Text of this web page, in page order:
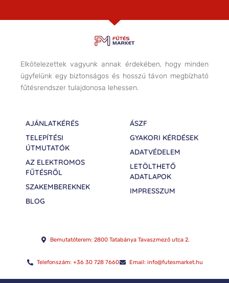
Elkötelezettek vagyunk annak érdekében, hogy minden
ügyfelünk egy biztonságos és hosszú távon megbízható
fűtésrendszer tulajdonosa lehessen.
AJÁNLATKÉRÉS
TELEPÍTÉSI
ÚTMUTATÓK
AZ ELEKTROMOS
FŰTÉSRŐL
SZAKEMBEREKNEK
BLOG
ÁSZF
GYAKORI KÉRDÉSEK
ADATVÉDELEM
LETÖLTHETŐ
ADATLAPOK
IMPRESSZUM
Bemutatóterem: 2800 Tatabánya Tavaszmező utca 2.
Telefonszám: +36 30 728 7660 Email: info@futesmarket.hu